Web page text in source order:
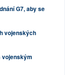
G7, aby se
vojenských
vojenským